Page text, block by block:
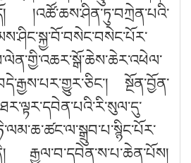
།འཚོ་ཆས་ཤིན་ཏུ་བཀྲེན་པའི་
སྔོན་བྱོན་
རྒྱལ་བ་དབེན་ས་པ་ཆེན་པོས།